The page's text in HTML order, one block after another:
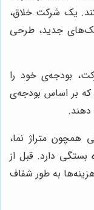
کند. یک شرکت خلاق،
جدید، طرحی
بودجه‌ی خود را
بر اساس بودجه‌ی
دهند.
همچون متراژ نما،
دارد. قبل از
به طور شفاف